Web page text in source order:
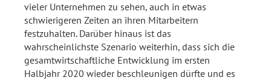
vieler Unternehmen zu sehen, auch in etwas
schwierigeren Zeiten an ihren Mitarbeitern
festzuhalten. Darüber hinaus ist das
wahrscheinlichste Szenario weiterhin, dass sich die
gesamtwirtschaftliche Entwicklung im ersten
Halbjahr 2020 wieder beschleunigen dürfte und es